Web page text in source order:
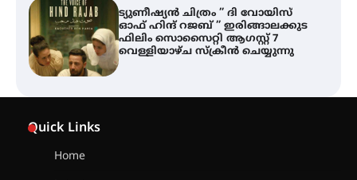
തിരനോട്ടം ‘അരങ്ങ് 2026’ ഉണർന്നു
Quick Links
Home